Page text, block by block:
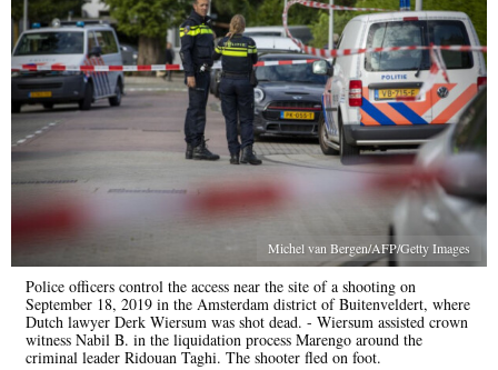
Michel van Bergen/AFP/Getty Images
Police officers control the access near the site of a shooting on
September 18, 2019 in the Amsterdam district of Buitenveldert, where
Dutch lawyer Derk Wiersum was shot dead. - Wiersum assisted crown
witness Nabil B. in the liquidation process Marengo around the
criminal leader Ridouan Taghi. The shooter fled on foot.